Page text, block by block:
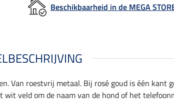
Beschikbaarheid in de MEGA
Van roestvrij metaal. Bij rosé goud is één kant
wit veld om de naam van de hond of het